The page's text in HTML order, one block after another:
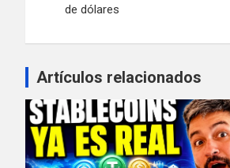
entradas
de dólares
Artículos relacionados